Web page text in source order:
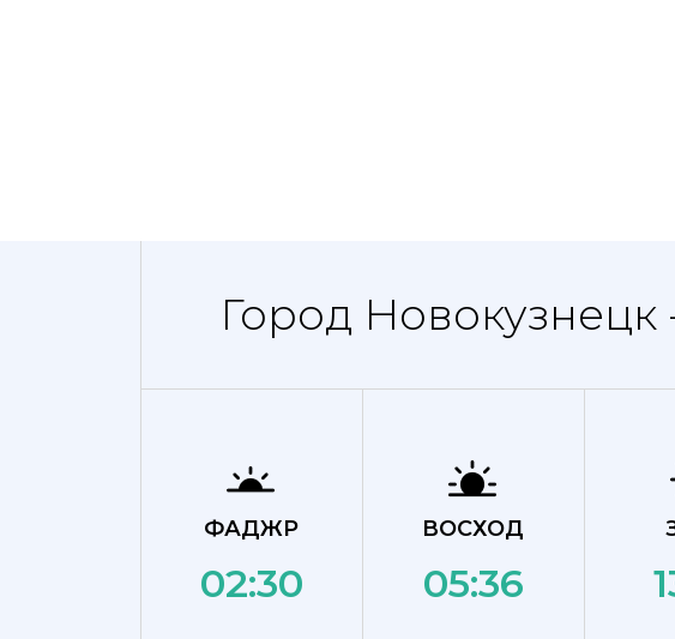
Город
ФАДЖР
02:30
ВОСХОД
05:36